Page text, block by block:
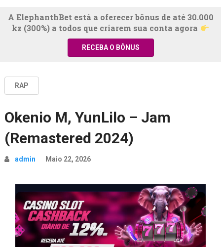
A ElephanthBet está a oferecer bônus de até 30.000
kz (300%) a todos que criarem sua conta agora
RECEBA O BÔNUS
RAP
Okenio M, YunLilo – Jam
(Remastered 2024)
admin Maio 22, 2026